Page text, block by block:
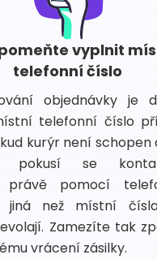
vyplnit
telefonní číslo
objednávky je
telefonní číslo
kurýr není schopen
pokusí se
právě pomocí
jiná než místní
Zamezíte tak
vrácení zásilky.